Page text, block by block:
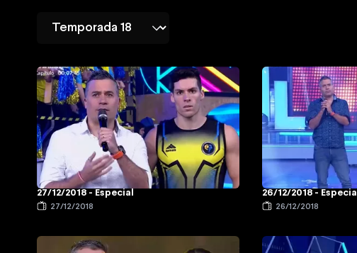
27/12/2018 - Especial
27/12/2018
26/12/2018 - Especial
26/12/2018